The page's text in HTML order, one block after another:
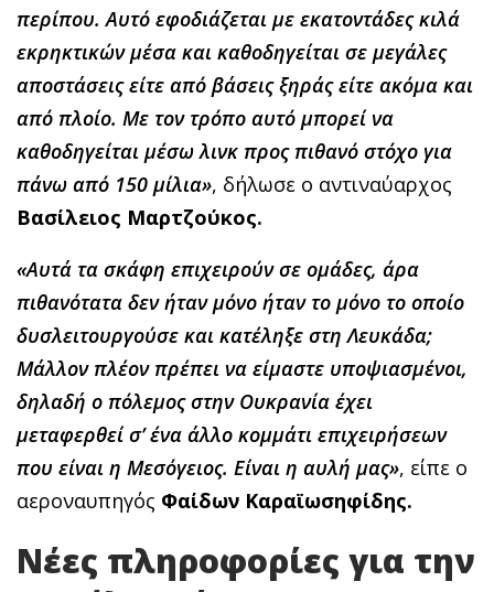
περίπου. Αυτό εφοδιάζεται με εκατοντάδες κιλά
εκρηκτικών μέσα και καθοδηγείται σε μεγάλες
αποστάσεις είτε από βάσεις ξηράς είτε ακόμα και
από πλοίο. Με τον τρόπο αυτό μπορεί να
καθοδηγείται μέσω λινκ προς πιθανό στόχο για
πάνω από 150 μίλια», δήλωσε ο αντιναύαρχος
Βασίλειος Μαρτζούκος.
«Αυτά τα σκάφη επιχειρούν σε ομάδες, άρα
πιθανότατα δεν ήταν μόνο ήταν το μόνο το οποίο
δυσλειτουργούσε και κατέληξε στη Λευκάδα;
Μάλλον πλέον πρέπει να είμαστε υποψιασμένοι,
δηλαδή ο πόλεμος στην Ουκρανία έχει
μεταφερθεί σ’ ένα άλλο κομμάτι επιχειρήσεων
που είναι η Μεσόγειος. Είναι η αυλή μας», είπε ο
αεροναυπηγός Φαίδων Καραϊωσηφίδης.
Νέες πληροφορίες για την